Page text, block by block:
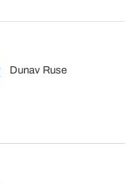
Dunav Ruse